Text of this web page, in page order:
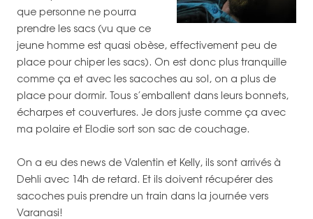
que personne ne pourra
prendre les sacs (vu que ce
jeune homme est quasi obèse, effectivement peu de
place pour chiper les sacs). On est donc plus tranquille
comme ça et avec les sacoches au sol, on a plus de
place pour dormir. Tous s’emballent dans leurs bonnets,
écharpes et couvertures. Je dors juste comme ça avec
ma polaire et Elodie sort son sac de couchage.
On a eu des news de Valentin et Kelly, ils sont arrivés à
Dehli avec 14h de retard. Et ils doivent récupérer des
sacoches puis prendre un train dans la journée vers
Varanasi!